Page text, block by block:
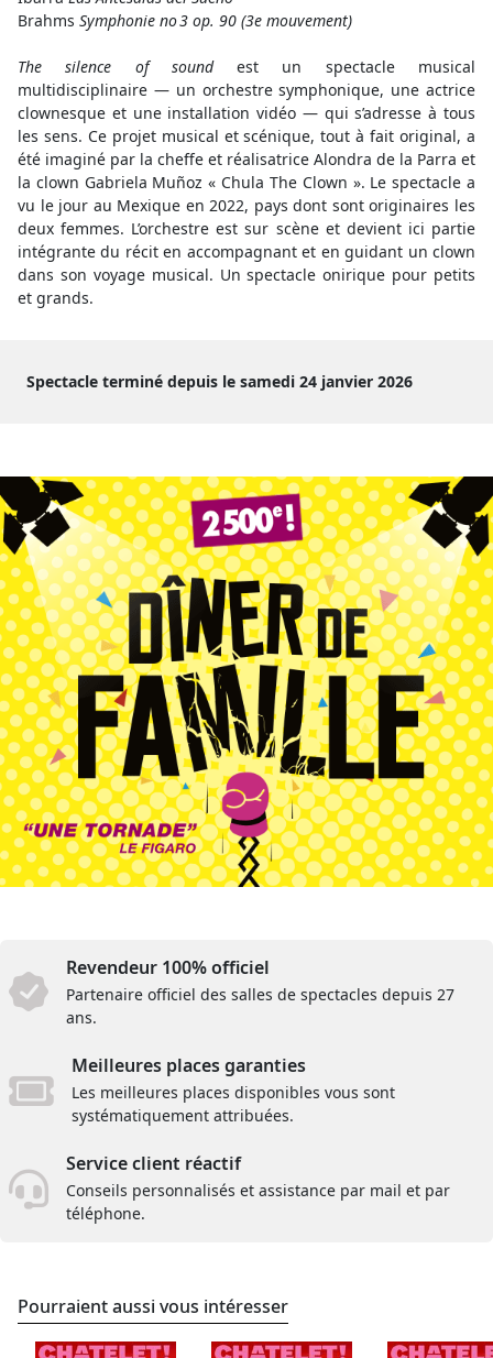
Brahms Symphonie no 3 op. 90 (3e mouvement)
The silence of soundest un spectacle musical
multidisciplinaire — un orchestre symphonique, une actrice
clownesque et une installation vidéo — qui s’adresse à tous
les sens. Ce projet musical et scénique, tout à fait original, a
été imaginé par la cheffe et réalisatrice Alondra de la Parra et
la clown Gabriela Muñoz « Chula The Clown ». Le spectacle a
vu le jour au Mexique en 2022, pays dont sont originaires les
deux femmes. L’orchestre est sur scène et devient ici partie
intégrante du récit en accompagnant et en guidant un clown
dans son voyage musical. Un spectacle onirique pour petits
et grands.
Spectacle terminé depuis le samedi 24 janvier 2026
Revendeur 100% officiel
Partenaire officiel des salles de spectacles depuis 27
ans.
Meilleures places garanties
Les meilleures places disponibles vous sont
systématiquement attribuées.
Service client réactif
Conseils personnalisés et assistance par mail et par
téléphone.
Pourraient aussi vous intéresser